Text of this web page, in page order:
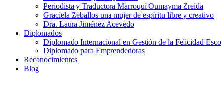
Periodista y Traductora Marroquí Oumayma Zreida
Graciela Zeballos una mujer de espíritu libre y creativo
Dra. Laura Jiménez Acevedo
Diplomados
Diplomado Internacional en Gestión de la Felicidad
Diplomado para Emprendedoras
Reconocimientos
Blog